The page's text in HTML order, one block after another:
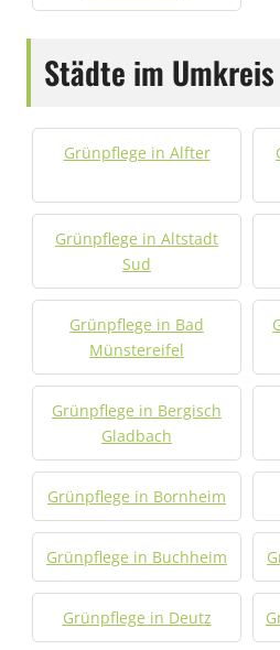
Städte im
Grünpflege in Alfter
Grünpflege in Altstadt
Sud
Grünpflege in Bad
Münstereifel
Grünpflege in Bergisch
Gladbach
Grünpflege in Bornheim
Grünpflege in Buchheim
Grünpflege in Deutz